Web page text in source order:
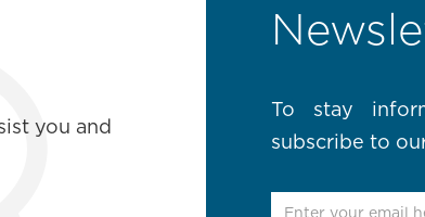
you and
To stay
subscribe to